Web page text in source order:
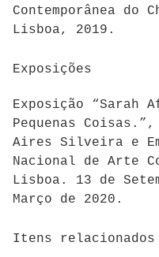
Contemporânea do
Lisboa, 2019.
Exposições
Exposição “Sarah
Pequenas
Aires Silveira e
Nacional de Arte
Lisboa. 13 de
Março de 2020.
Itens relacionados